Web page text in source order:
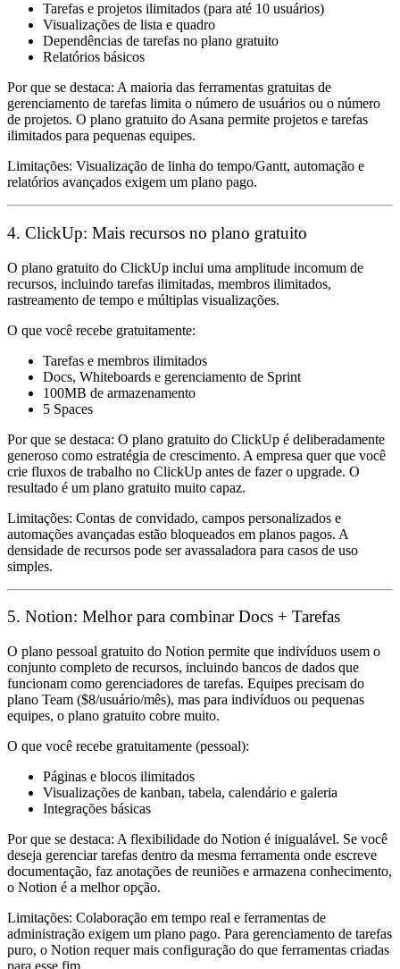
Tarefas e projetos ilimitados (para até 10 usuários)
Visualizações de lista e quadro
Dependências de tarefas no plano gratuito
Relatórios básicos
Por que se destaca: A maioria das ferramentas gratuitas de
gerenciamento de tarefas limita o número de usuários ou o número
de projetos. O plano gratuito do Asana permite projetos e tarefas
ilimitados para pequenas equipes.
Limitações: Visualização de linha do tempo/Gantt, automação e
relatórios avançados exigem um plano pago.
4. ClickUp: Mais recursos no plano gratuito
O plano gratuito do ClickUp inclui uma amplitude incomum de
recursos, incluindo tarefas ilimitadas, membros ilimitados,
rastreamento de tempo e múltiplas visualizações.
O que você recebe gratuitamente:
Tarefas e membros ilimitados
Docs, Whiteboards e gerenciamento de Sprint
100MB de armazenamento
5 Spaces
Por que se destaca: O plano gratuito do ClickUp é deliberadamente
generoso como estratégia de crescimento. A empresa quer que você
crie fluxos de trabalho no ClickUp antes de fazer o upgrade. O
resultado é um plano gratuito muito capaz.
Limitações: Contas de convidado, campos personalizados e
automações avançadas estão bloqueados em planos pagos. A
densidade de recursos pode ser avassaladora para casos de uso
simples.
5. Notion: Melhor para combinar Docs + Tarefas
O plano pessoal gratuito do Notion permite que indivíduos usem o
conjunto completo de recursos, incluindo bancos de dados que
funcionam como gerenciadores de tarefas. Equipes precisam do
plano Team ($8/usuário/mês), mas para indivíduos ou pequenas
equipes, o plano gratuito cobre muito.
O que você recebe gratuitamente (pessoal):
Páginas e blocos ilimitados
Visualizações de kanban, tabela, calendário e galeria
Integrações básicas
Por que se destaca: A flexibilidade do Notion é inigualável. Se você
deseja gerenciar tarefas dentro da mesma ferramenta onde escreve
documentação, faz anotações de reuniões e armazena conhecimento,
o Notion é a melhor opção.
Limitações: Colaboração em tempo real e ferramentas de
administração exigem um plano pago. Para gerenciamento de tarefas
puro, o Notion requer mais configuração do que ferramentas criadas
para esse fim.